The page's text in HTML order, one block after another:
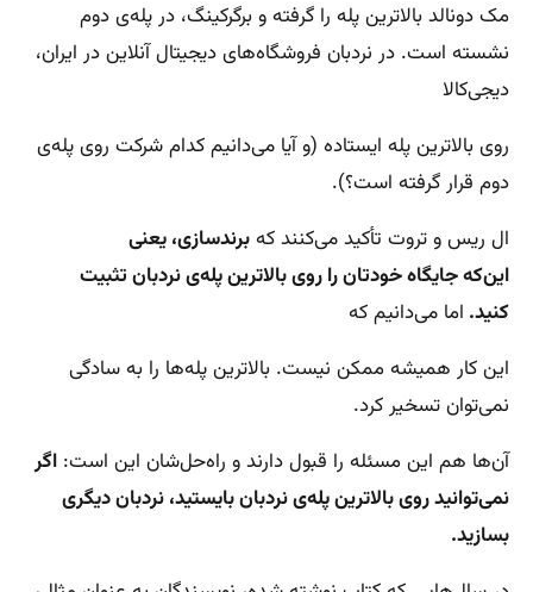
مک دونالد بالاترین پله را گرفته و برگرکینگ، در پله‌ی دوم
نشسته است. در نردبان فروشگاه‌های دیجیتال آنلاین در ایران،
دیجی‌کالا
روی بالاترین پله ایستاده (و آیا می‌دانیم کدام شرکت روی پله‌ی
دوم قرار گرفته است؟).
ال ریس و تروت تأکید می‌کنند کهبرندسازی، یعنی
این‌که جایگاه خودتان را روی بالاترین پله‌ی نردبان تثبیت
کنید. اما می‌دانیم که
این کار همیشه ممکن نیست. بالاترین پله‌ها را به سادگی
نمی‌توان تسخیر کرد.
آن‌ها هم این مسئله را قبول دارند و راه‌حل‌شان این است: اگر
نمی‌توانید روی بالاترین پله‌ی نردبان بایستید، نردبان دیگری
بسازید.